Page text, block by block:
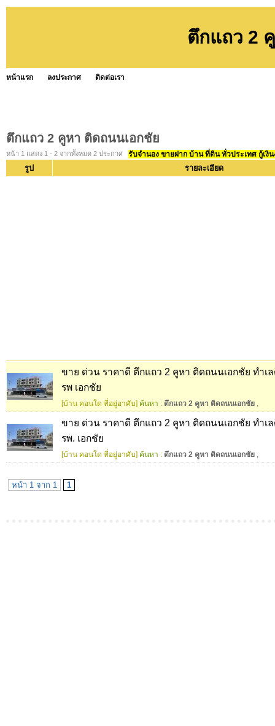
ตึกแถว 2
หน้าแรก ลงประกาศ ติดต่อเรา
ตึกแถว 2 คูหา ติดถนนเอกชัย
หน้า 1 แสดง 1 - 2 จากทั้งหมด 2 ประกาศ รับจำนอง ขายฝาก บ้าน ที่ดิน ทั่วประเทศ กู้เงิ
รูป รายละเอียด
ขาย ด่วน ราคาดี ตึกแถว 2 คูหา ติดถนนเอกชัย ทำเ
รพ เอกชัย
[บ้าน คอนโด ที่อยู่อาศับ] ค้นหา : ตึกแถว 2 คูหา ติดถนนเอกชัย ,
ขาย ด่วน ราคาดี ตึกแถว 2 คูหา ติดถนนเอกชัย ทำเ
รพ. เอกชัย
[บ้าน คอนโด ที่อยู่อาศับ] ค้นหา : ตึกแถว 2 คูหา ติดถนนเอกชัย ,
หน้า 1 จาก 1 1